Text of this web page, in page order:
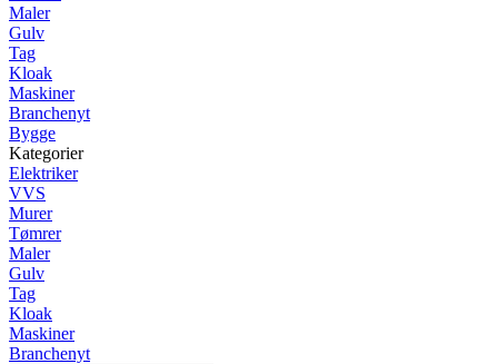
Maler
Gulv
Tag
Kloak
Maskiner
Branchenyt
Bygge
Kategorier
Elektriker
VVS
Murer
Tømrer
Maler
Gulv
Tag
Kloak
Maskiner
Branchenyt